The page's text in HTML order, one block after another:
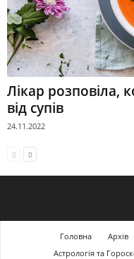
Лікар розповіла,
від супів
24.11.2022
Головна Архів
Астрологія та